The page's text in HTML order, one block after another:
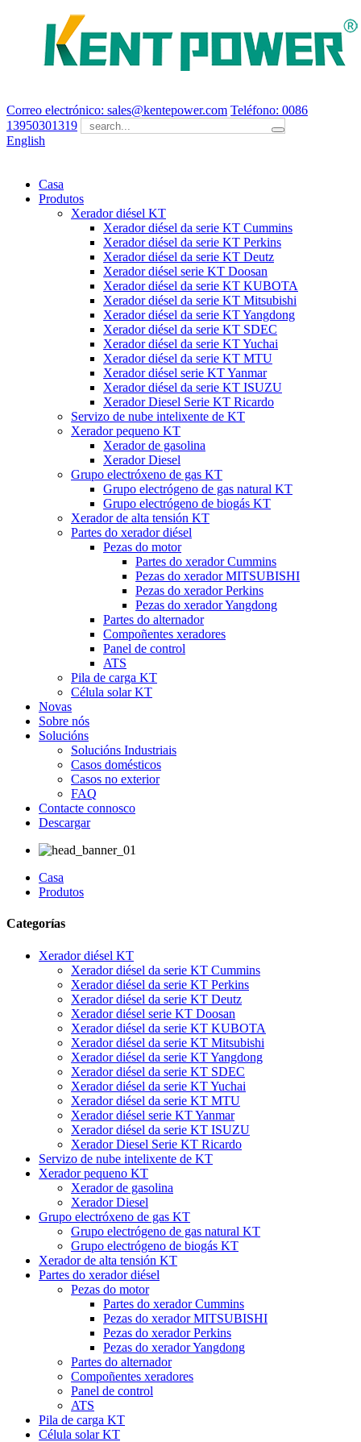
Correo electrónico: sales@kentepower.com Teléfono: 0086
13950301319
English
Casa
Produtos
Xerador diésel KT
Xerador diésel da serie KT Cummins
Xerador diésel da serie KT Perkins
Xerador diésel da serie KT Deutz
Xerador diésel serie KT Doosan
Xerador diésel da serie KT KUBOTA
Xerador diésel da serie KT Mitsubishi
Xerador diésel da serie KT Yangdong
Xerador diésel da serie KT SDEC
Xerador diésel da serie KT Yuchai
Xerador diésel da serie KT MTU
Xerador diésel serie KT Yanmar
Xerador diésel da serie KT ISUZU
Xerador Diesel Serie KT Ricardo
Servizo de nube intelixente de KT
Xerador pequeno KT
Xerador de gasolina
Xerador Diesel
Grupo electróxeno de gas KT
Grupo electrógeno de gas natural KT
Grupo electrógeno de biogás KT
Xerador de alta tensión KT
Partes do xerador diésel
Pezas do motor
Partes do xerador Cummins
Pezas do xerador MITSUBISHI
Pezas do xerador Perkins
Pezas do xerador Yangdong
Partes do alternador
Compoñentes xeradores
Panel de control
ATS
Pila de carga KT
Célula solar KT
Novas
Sobre nós
Solucións
Solucións Industriais
Casos domésticos
Casos no exterior
FAQ
Contacte connosco
Descargar
Casa
Produtos
Categorías
Xerador diésel KT
Xerador diésel da serie KT Cummins
Xerador diésel da serie KT Perkins
Xerador diésel da serie KT Deutz
Xerador diésel serie KT Doosan
Xerador diésel da serie KT KUBOTA
Xerador diésel da serie KT Mitsubishi
Xerador diésel da serie KT Yangdong
Xerador diésel da serie KT SDEC
Xerador diésel da serie KT Yuchai
Xerador diésel da serie KT MTU
Xerador diésel serie KT Yanmar
Xerador diésel da serie KT ISUZU
Xerador Diesel Serie KT Ricardo
Servizo de nube intelixente de KT
Xerador pequeno KT
Xerador de gasolina
Xerador Diesel
Grupo electróxeno de gas KT
Grupo electrógeno de gas natural KT
Grupo electrógeno de biogás KT
Xerador de alta tensión KT
Partes do xerador diésel
Pezas do motor
Partes do xerador Cummins
Pezas do xerador MITSUBISHI
Pezas do xerador Perkins
Pezas do xerador Yangdong
Partes do alternador
Compoñentes xeradores
Panel de control
ATS
Pila de carga KT
Célula solar KT